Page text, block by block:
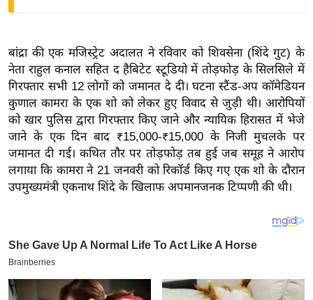
वि
शे
ष
ज्ञ
रा
य
ब
ज
ट
क्रि
ट
बांद्रा की एक मजिस्ट्रेट अदालत ने रविवार को शिवसेना (शिंदे गुट) के
नेता राहुल कनाल सहित द हैबिटेट स्टूडियो में तोड़फोड़ के सिलसिले में
गिरफ्तार सभी 12 लोगों को जमानत दे दी। घटना स्टैंड-अप कॉमेडियन
कुणाल कामरा के एक शो को लेकर हुए विवाद से जुड़ी थी। आरोपियों
को खार पुलिस द्वारा गिरफ्तार किए जाने और न्यायिक हिरासत में भेजे
जाने के एक दिन बाद ₹15,000-₹15,000 के निजी मुचलके पर
जमानत दी गई। कथित तौर पर तोड़फोड़ तब हुई जब समूह ने आरोप
लगाया कि कामरा ने 21 जनवरी को रिकॉर्ड किए गए एक शो के दौरान
उपमुख्यमंत्री एकनाथ शिंदे के खिलाफ अपमानजनक टिप्पणी की थी।